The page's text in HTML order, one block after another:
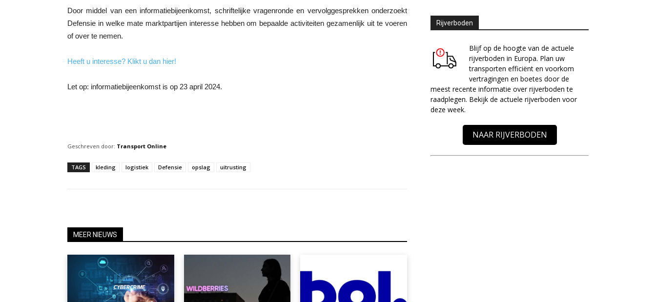
Door middel van een informatiebijeenkomst, schriftelijke vragenronde en vervolggesprekken onderzoekt
Defensie in welke mate marktpartijen interesse hebben om bepaalde activiteiten gezamenlijk uit te voeren
of over te nemen.
Heeft u interesse? Klikt u dan hier!
Let op: informatiebijeenkomst is op 23 april 2024.
Geschreven door: Transport Online
TAGS kleding logistiek Defensie opslag uitrusting
MEER NIEUWS
Rijverboden
Blijf op de hoogte van de actuele
rijverboden in Europa. Plan uw
transporten efficiënt en voorkom
vertragingen en boetes door de
meest recente informatie over rijverboden te
raadplegen. Bekijk de actuele rijverboden voor
deze week.
NAAR RIJVERBODEN